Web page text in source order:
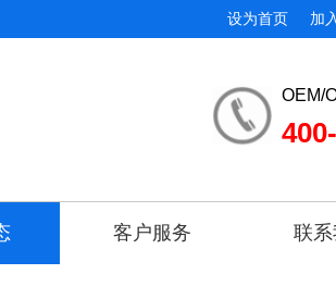
加
设为首页
OEM/
客户服务 联系